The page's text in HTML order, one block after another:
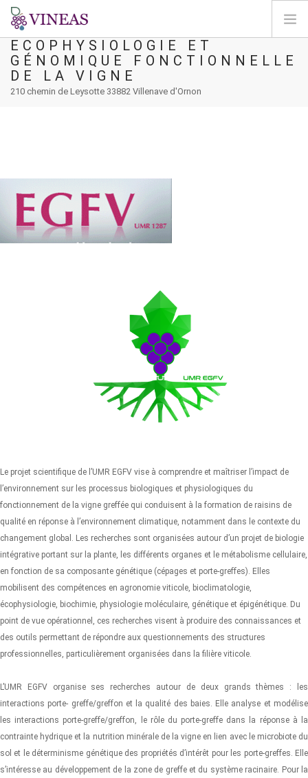
ACCUEIL
A PROPOS DE VINEAS
CONNEXION
FR
UMR EGFV -
ECOPHYSIOLOGIE ET
GÉNOMIQUE FONCTIONNELLE
DE LA VIGNE
210 chemin de Leysotte 33882 Villenave d'Ornon
Le projet scientifique de l’UMR EGFV vise à comprendre et maîtriser l’impact de
l’environnement sur les processus biologiques et physiologiques du
fonctionnement de la vigne greffée qui conduisent à la formation de raisins de
qualité en réponse à l’environnement climatique, notamment dans le contexte du
changement global. Les recherches sont organisées autour d’un projet de biologie
intégrative portant sur la plante, les différents organes et le métabolisme cellulaire,
en fonction de sa composante génétique (cépages et porte-greffes). Elles
mobilisent des compétences en agronomie viticole, bioclimatologie,
écophysiologie, biochimie, physiologie moléculaire, génétique et épigénétique. Du
point de vue opérationnel, ces recherches visent à produire des connaissances et
des outils permettant de répondre aux questionnements des structures
professionnelles, particulièrement organisées dans la filière viticole.
L’UMR EGFV organise ses recherches autour de deux grands thèmes : les
interactions porte- greffe/greffon et la qualité des baies. Elle analyse et modélise
les interactions porte-greffe/greffon, le rôle du porte-greffe dans la réponse à la
contrainte hydrique et la nutrition minérale de la vigne en lien avec le microbiote du
sol et le déterminisme génétique des propriétés d’intérêt pour les porte-greffes. Elle
s’intéresse au développement de la zone de greffe et du système racinaire. Pour la